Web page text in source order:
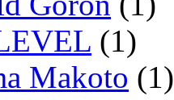
(1)
Makoto (1)